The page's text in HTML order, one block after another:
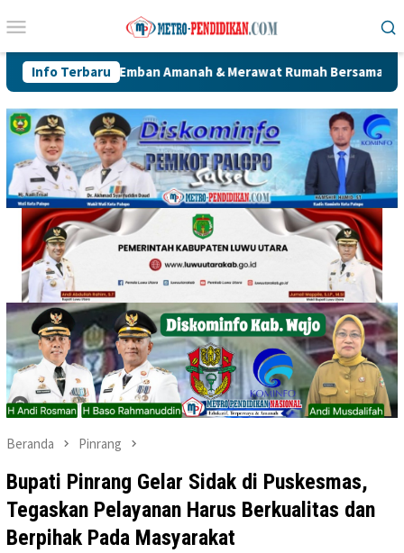
ke
Mobile
Info Terbaru
Amanah & Merawat Rumah Bersama Alumni PWK
Beranda Pinrang
Bupati Pinrang Gelar Sidak di Puskesmas,
Tegaskan Pelayanan Harus Berkualitas dan
Berpihak Pada Masyarakat